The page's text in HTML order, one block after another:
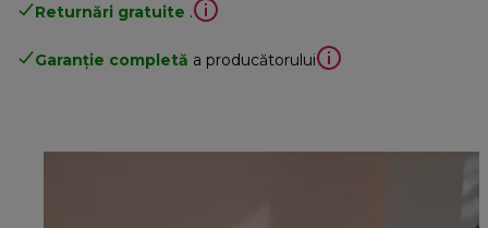
Returnări gratuite .
Garanție completă a producătorului